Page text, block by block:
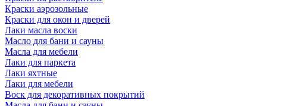
Краски аэрозольные
Краски для окон и дверей
Лаки масла воски
Масло для бани и сауны
Масла для мебели
Лаки для паркета
Лаки яхтные
Лаки для мебели
Воск для декоративных покрытий